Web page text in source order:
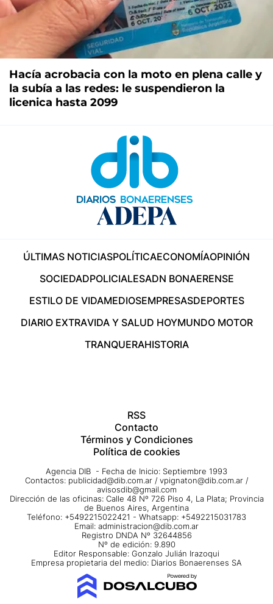
Hacía acrobacia con la moto en plena calle y
la subía a las redes: le suspendieron la
licenica hasta 2099
ÚLTIMAS NOTICIASPOLÍTICAECONOMÍAOPINIÓN
SOCIEDADPOLICIALESADN BONAERENSE
ESTILO DE VIDAMEDIOSEMPRESASDEPORTES
DIARIO EXTRAVIDA Y SALUD HOYMUNDO MOTOR
TRANQUERAHISTORIA
RSS
Contacto
Términos y Condiciones
Política de cookies
Agencia DIB - Fecha de Inicio: Septiembre 1993
Contactos: publicidad@dib.com.ar / vpignaton@dib.com.ar /
avisosdib@gmail.com
Dirección de las oficinas: Calle 48 Nº 726 Piso 4, La Plata; Provincia
de Buenos Aires, Argentina
Teléfono: +5492215022421 - Whatsapp: +5492215031783
Email: administracion@dib.com.ar
Registro DNDA Nº 32644856
Nº de edición: 9.890
Editor Responsable: Gonzalo Julián Irazoqui
Empresa propietaria del medio: Diarios Bonaerenses SA